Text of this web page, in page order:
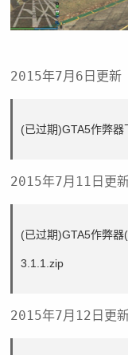
2015年7月6日更新
(已过期)GTA5作弊器
2015年7月11日更
(已过期)GTA5作弊器
3.1.1.zip
2015年7月12日更